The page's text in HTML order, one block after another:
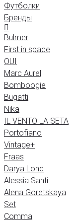
Футболки
Бренды
Bulmer
First in space
OUI
Marc Aurel
Bomboogie
Bugatti
Nika
IL VENTO LA SETA
Portofiano
Vintage+
Fraas
Darya Lond
Alessia Santi
Alena Goretskaya
Set
Comma